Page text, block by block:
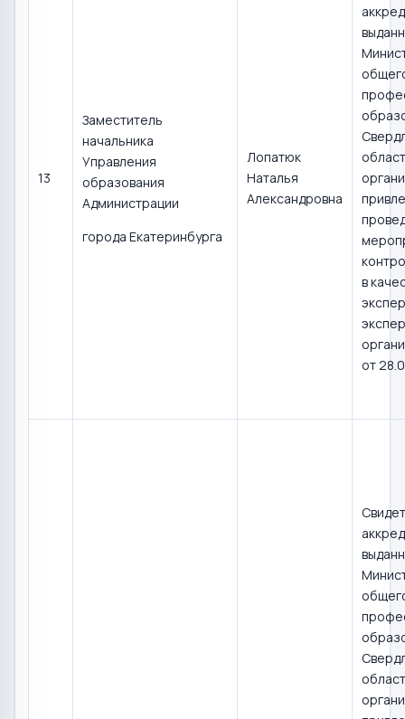
13
Заместитель
начальника
Управления
образования
Администрации
города Екатеринбурга
Лопатюк
Наталья
Александровна
в
от